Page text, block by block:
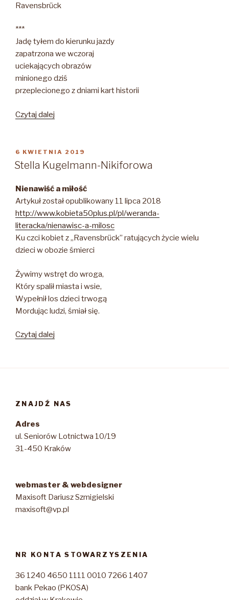
Ravensbrück
***
Jadę tyłem do kierunku jazdy
zapatrzona we wczoraj
uciekających obrazów
minionego dziś
przeplecionego z dniami kart historii
Czytaj dalej
OPUBLIKOWANE
W
6 KWIETNIA 2019
Stella Kugelmann-Nikiforowa
Nienawiść a miłość
Artykuł został opublikowany 11 lipca 2018
http://www.kobieta50plus.pl/pl/weranda-
literacka/nienawisc-a-milosc
Ku czci kobiet z „Ravensbrück” ratujących życie wielu
dzieci w obozie śmierci
Żywimy wstręt do wroga,
Który spalił miasta i wsie,
Wypełnił los dzieci trwogą
Mordując ludzi, śmiał się.
Czytaj dalej
ZNAJDŹ NAS
Adres
ul. Seniorów Lotnictwa 10/19
31-450 Kraków
webmaster & webdesigner
Maxisoft Dariusz Szmigielski
maxisoft@vp.pl
NR KONTA STOWARZYSZENIA
36 1240 4650 1111 0010 7266 1407
bank Pekao (PKOSA)